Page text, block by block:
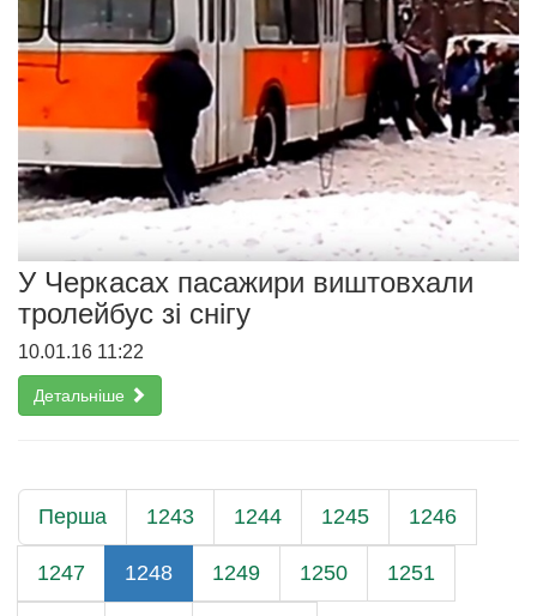
У Черкасах пасажири виштовхали
тролейбус зі cнігу
10.01.16 11:22
Детальніше
Перша 1243 1244 1245 1246
1247 1248 1249 1250 1251